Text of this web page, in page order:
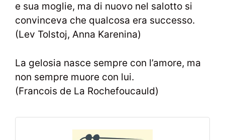
e sua moglie, ma di nuovo nel salotto si
convinceva che qualcosa era successo.
(Lev Tolstoj, Anna Karenina)
La gelosia nasce sempre con l’amore, ma
non sempre muore con lui.
(Francois de La Rochefoucauld)